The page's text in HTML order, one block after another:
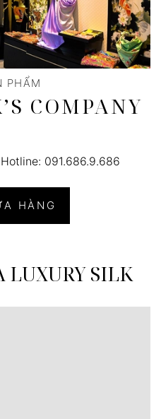
PHẨM
COMPANY
091.686.9.686
HÀNG
LUXURY SILK